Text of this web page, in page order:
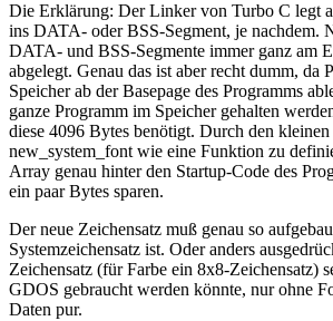
Die Erklärung: Der Linker von Turbo C legt
ins DATA- oder BSS-Segment, je nachdem.
DATA- und BSS-Segmente immer ganz am
abgelegt. Genau das ist aber recht dumm, da
Speicher ab der Basepage des Programms
ganze Programm im Speicher gehalten
diese 4096 Bytes benötigt. Durch den
new_system_font wie eine Funktion zu
Array genau hinter den Startup-Code des
ein paar Bytes sparen.
Der neue Zeichensatz muß genau so
Systemzeichensatz ist. Oder anders
Zeichensatz (für Farbe ein 8x8-Zeichensatz)
GDOS gebraucht werden könnte, nur ohne
Daten pur.